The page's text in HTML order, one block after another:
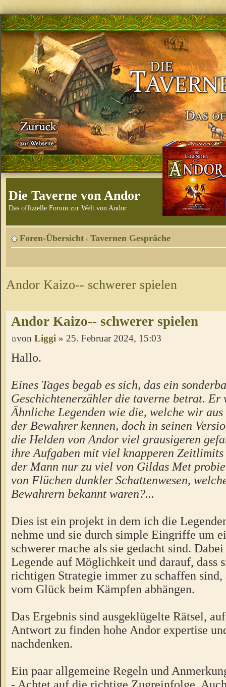
Die Taverne von Andor
Das offizielle Forum zur Welt von Andor
Foren-Übersicht ‹ Tavernen Gespräche
Andor Kaizo-- schwerer spielen
Andor Kaizo-- schwerer spielen
von Liggi » 25. Februar 2024, 15:03
Hallo.
Eines Tages begab es sich, das ein
Geschichtenerzähler die taverne betrat. Er
Ähnliche Legenden wie die, welche wir
der Bewahrer kennen, doch in seinen
die Helden von Andor viel grausigeren
ihre Aufgaben mit viel knapperen
der Mann nur zu viel von Gildas Met
von Flüchen dunkler Schattenwesen,
Bewahrern bekannt waren?...
Dies ist ein projekt in dem ich die
nehme und sie durch simple Eingriffe um
schwerer mache als sie gedacht sind.
Legende auf Möglichkeit und darauf, dass
richtigen Strategie immer zu schaffen sind,
vom Glück beim Kämpfen abhängen.
Das Ergebnis sind ausgeklügelte Rätsel,
Antwort zu finden hohe Andor expertise
nachdenken.
Ein paar allgemeine Regeln und
- Achtet auf die richtige Zugreinfolge.